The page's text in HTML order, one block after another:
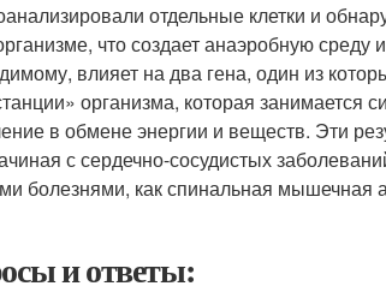
отдельные клетки и
что создает анаэробную
влияет на два гена, один из
организма, которая занимается
в обмене энергии и веществ. Эти
с сердечно-сосудистых
болезнями, как спинальная мышечная
и ответы: